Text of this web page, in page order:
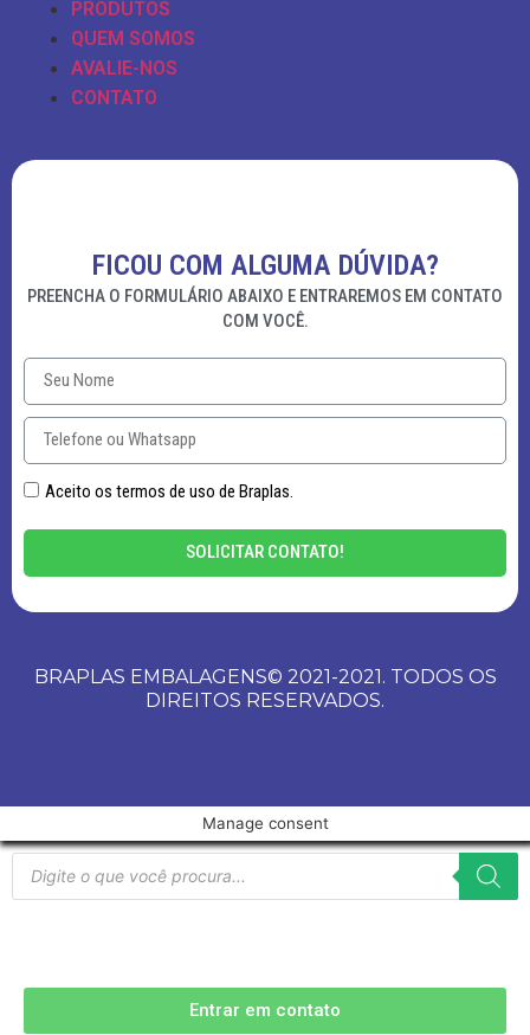
PRODUTOS
QUEM SOMOS
AVALIE-NOS
CONTATO
FICOU COM ALGUMA DÚVIDA?
PREENCHA O FORMULÁRIO ABAIXO E ENTRAREMOS EM CONTATO
COM VOCÊ.
Aceito os termos de uso de Braplas.
SOLICITAR CONTATO!
BRAPLAS EMBALAGENS© 2021-2021. TODOS OS
DIREITOS RESERVADOS.
Manage consent
Entrar em contato